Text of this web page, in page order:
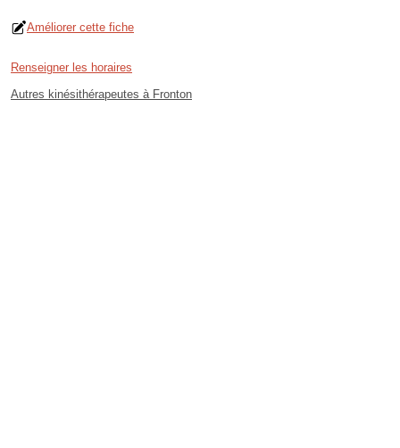
Améliorer cette fiche
Renseigner les horaires
Autres kinésithérapeutes à Fronton